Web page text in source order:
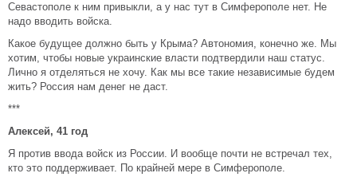
Севастополе к ним привыкли, а у нас тут в Симферополе нет. Не
надо вводить войска.
Какое будущее должно быть у Крыма? Автономия, конечно же. Мы
хотим, чтобы новые украинские власти подтвердили наш статус.
Лично я отделяться не хочу. Как мы все такие независимые будем
жить? Россия нам денег не даст.
***
Алексей, 41 год
Я против ввода войск из России. И вообще почти не встречал тех,
кто это поддерживает. По крайней мере в Симферополе.